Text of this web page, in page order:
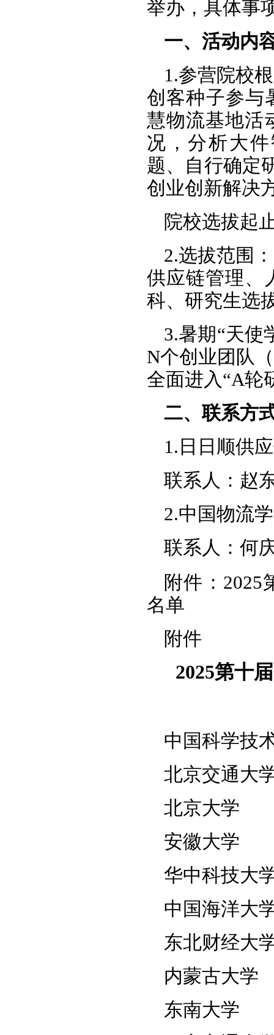
举办，具体事
一、活动内
1.参营院校
创客种子参
慧物流基地活
况，分析大
题、自行确定
创业创新解决
院校选拔起
2.选拔范围
供应链管理、
科、研究生选
3.暑期“天使
N个创业团队
全面进入“A轮
二、联系方
1.日日顺供
联系人：赵
2.中国物流
联系人：何
附件：2025
名单
附件
2025第十
中国科学技
北京交通大
北京大学
安徽大学
华中科技大
中国海洋大
东北财经大
内蒙古大学
东南大学